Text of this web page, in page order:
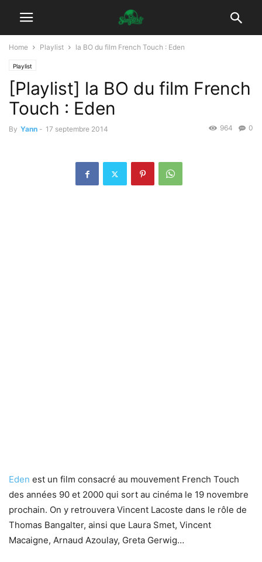
Home Playlist la BO du film French Touch : Eden
Playlist
[Playlist] la BO du film French
Touch : Eden
By Yann - 17 septembre 2014 0
964
Eden est un film consacré au mouvement French Touch
des années 90 et 2000 qui sort au cinéma le 19 novembre
prochain. On y retrouvera Vincent Lacoste dans le rôle de
Thomas Bangalter, ainsi que Laura Smet, Vincent
Macaigne, Arnaud Azoulay, Greta Gerwig…